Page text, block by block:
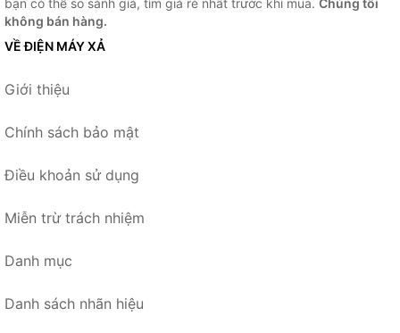
bạn có thể so sánh giá, tìm giá rẻ nhất trước khi mua. Chúng tôi
không bán hàng.
VỀ ĐIỆN MÁY XẢ
Giới thiệu
Chính sách bảo mật
Điều khoản sử dụng
Miễn trừ trách nhiệm
Danh mục
Danh sách nhãn hiệu